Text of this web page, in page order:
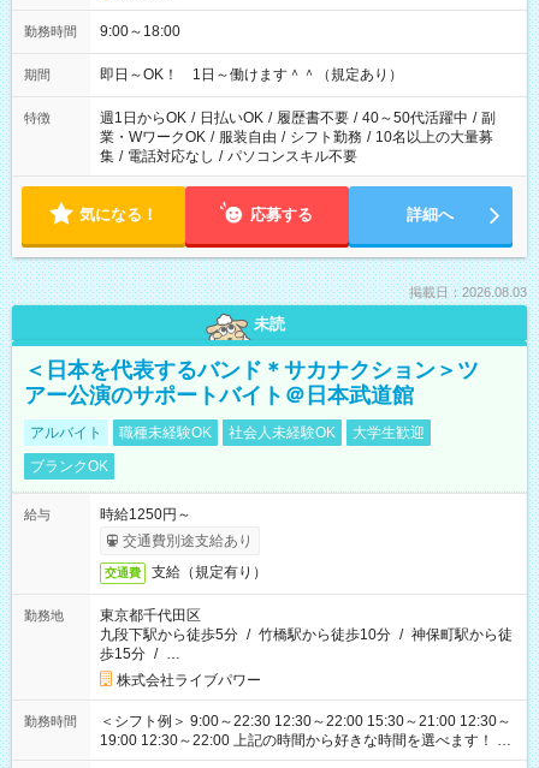
勤務時間 9:00～18:00
期間 即日～OK！ 1日～働けます＾＾（規定あり）
特徴 週1日からOK / 日払いOK / 履歴書不要 / 40～50代活躍中 / 副
業・WワークOK / 服装自由 / シフト勤務 / 10名以上の大量募
集 / 電話対応なし / パソコンスキル不要
気になる！ 応募する 詳細へ
掲載日：2026.08.03
未読
＜日本を代表するバンド＊サカナクション＞ツ
アー公演のサポートバイト＠日本武道館
アルバイト 職種未経験OK 社会人未経験OK
大学生歓迎
ブランクOK
給与
時給1250円～
交通費別途支給あり
交通費 支給（規定有り）
勤務地
東京都千代田区
九段下駅から徒歩5分 / 竹橋駅から徒歩10分 / 神保町駅から徒
歩15分 / …
株式会社ライブパワー
勤務時間
＜シフト例＞ 9:00～22:30 12:30～22:00 15:30～21:00 12:30～
19:00 12:30～22:00 上記の時間から好きな時間を選べます！ ※
時間は変更となる可能性があります